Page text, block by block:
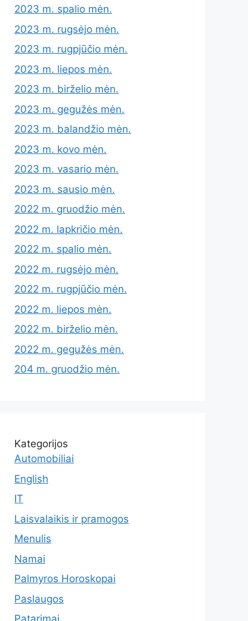
2023 m. spalio mėn.
2023 m. rugsėjo mėn.
2023 m. rugpjūčio mėn.
2023 m. liepos mėn.
2023 m. birželio mėn.
2023 m. gegužės mėn.
2023 m. balandžio mėn.
2023 m. kovo mėn.
2023 m. vasario mėn.
2023 m. sausio mėn.
2022 m. gruodžio mėn.
2022 m. lapkričio mėn.
2022 m. spalio mėn.
2022 m. rugsėjo mėn.
2022 m. rugpjūčio mėn.
2022 m. liepos mėn.
2022 m. birželio mėn.
2022 m. gegužės mėn.
204 m. gruodžio mėn.
Kategorijos
Automobiliai
English
IT
Laisvalaikis ir pramogos
Menulis
Namai
Palmyros Horoskopai
Paslaugos